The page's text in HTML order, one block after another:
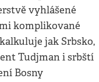
vyhlášené
komplikované
jak Srbsko,
Tudjman i srbští
Bosny